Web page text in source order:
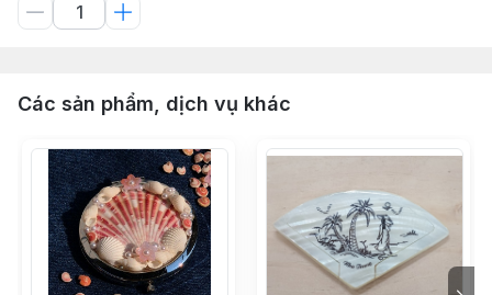
Các sản phẩm, dịch vụ khác